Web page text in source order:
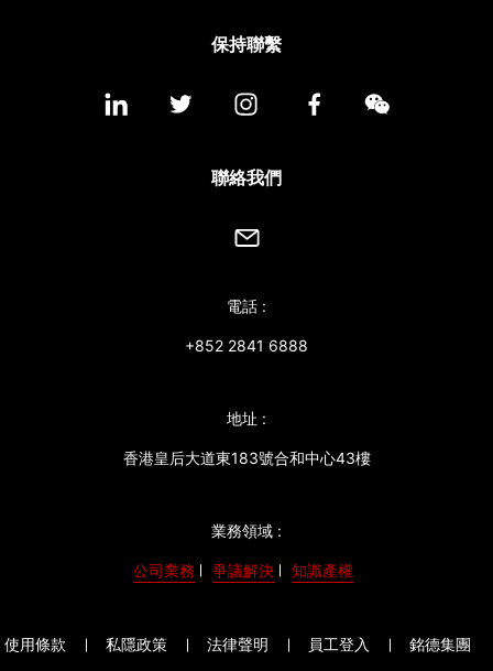
保持聯繫
聯絡我們
電話 :
+852 2841 6888
地址 :
香港皇后大道東183號合和中心43樓
業務領域 :
公司業務 爭議解決 知識產權
使用條款 私隱政策 法律聲明 員工登入 銘德集團